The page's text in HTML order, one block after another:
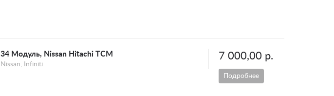
34 Модуль, Nissan Hitachi TCM
Nissan, Infiniti
7 000,00 р.
Подробнее